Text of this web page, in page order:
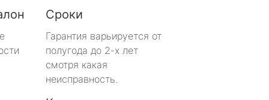
Сроки
Гарантия варьируется от
полугода до 2-х лет
смотря какая
неисправность.